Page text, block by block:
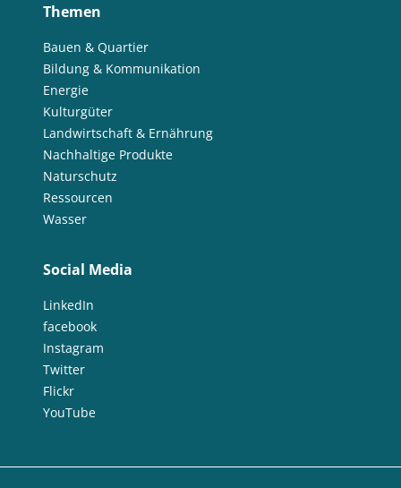
Themen
Bauen & Quartier
Bildung & Kommunikation
Energie
Kulturgüter
Landwirtschaft & Ernährung
Nachhaltige Produkte
Naturschutz
Ressourcen
Wasser
Social Media
LinkedIn
facebook
Instagram
Twitter
Flickr
YouTube